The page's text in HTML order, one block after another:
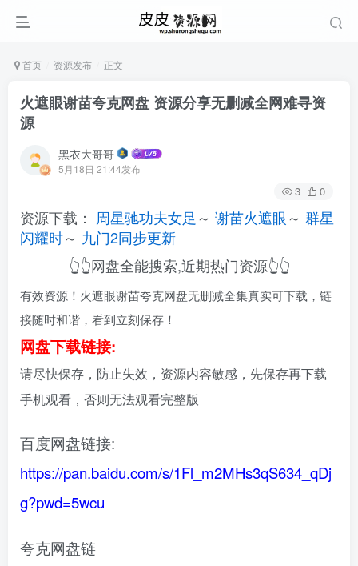
首页 资源发布 正文
火遮眼谢苗夸克网盘 资源分享无删减全网难寻资
源
黑衣大哥哥
5月18日 21:44发布
3 0
资源下载： 周星驰功夫女足 ～ 谢苗火遮眼～ 群星
闪耀时～ 九门2同步更新
👆👆网盘全能搜索,近期热门资源👆👆
有效资源！火遮眼谢苗夸克网盘无删减全集真实可下载，链
接随时和谐，看到立刻保存！
网盘下载链接:
请尽快保存，防止失效，资源内容敏感，先保存再下载
手机观看，否则无法观看完整版
百度网盘链接:
https://pan.baidu.com/s/1Fl_m2MHs3qS634_qDj
g?pwd=5wcu
夸克网盘链